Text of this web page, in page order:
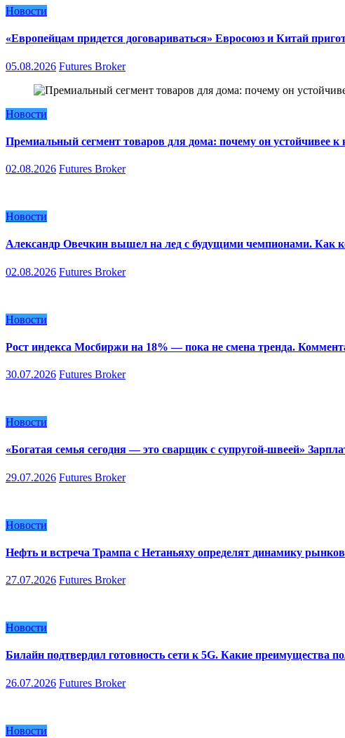
Новости
«Европейцам придется договариваться» Евросоюз и Китай
05.08.2026 Futures Broker
Новости
Премиальный сегмент товаров для дома: почему он устойчивее к
02.08.2026 Futures Broker
Новости
Александр Овечкин вышел на лед с будущими чемпионами. Как
02.08.2026 Futures Broker
Новости
Рост индекса Мосбиржи на 18% — пока не смена тренда.
30.07.2026 Futures Broker
Новости
«Богатая семья сегодня — это сварщик с супругой-швеей»
29.07.2026 Futures Broker
Новости
Нефть и встреча Трампа с Нетаньяху определят динамику рынков
27.07.2026 Futures Broker
Новости
Билайн подтвердил готовность сети к 5G. Какие преимущества
26.07.2026 Futures Broker
Новости